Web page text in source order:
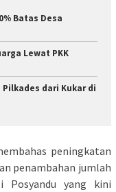
Batas Desa
Lewat PKK
Pilkades dari Kukar di
peningkatan
penambahan jumlah
Posyandu yang kini